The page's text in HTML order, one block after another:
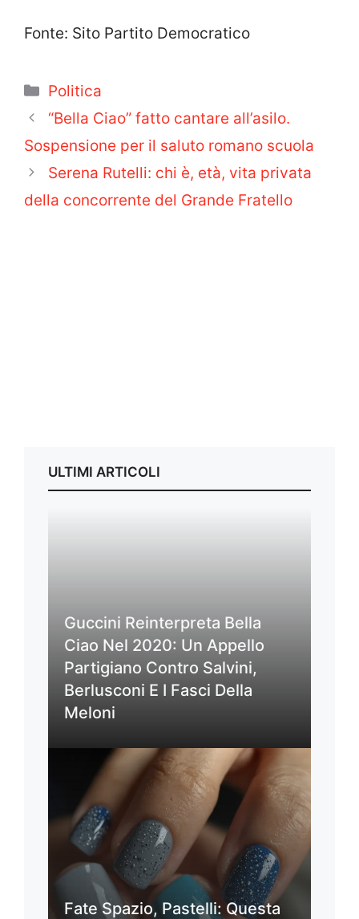
Fonte: Sito Partito Democratico
Categorie
Politica
“Bella Ciao” fatto cantare all’asilo.
Sospensione per il saluto romano scuola
Serena Rutelli: chi è, età, vita privata
della concorrente del Grande Fratello
ULTIMI ARTICOLI
Guccini Reinterpreta Bella
Ciao Nel 2020: Un Appello
Partigiano Contro Salvini,
Berlusconi E I Fasci Della
Meloni
Fate Spazio, Pastelli: Questa